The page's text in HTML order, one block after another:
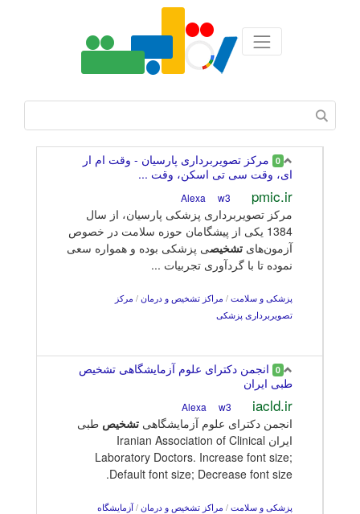
0 مرکز تصویربرداری پارسیان - وقت ام ار
ای، وقت سی تی اسکن، وقت ...
pmic.ir
w3
مرکز تصویربرداری پزشکی پارسیان، از سال
1384 یکی از پیشگامان حوزه سلامت در خصوص
آزمون‌های تشخیصی پزشکی بوده و همواره سعی
نموده تا با گردآوری تجربیات ...
پزشکی و سلامت / مراکز تشخیص و درمان / مرکز
تصویربرداری پزشکی
0 انجمن دکترای علوم آزمایشگاهی تشخیص
طبی ایران
iacld.ir
w3
انجمن دکترای علوم آزمایشگاهی تشخیص طبی
ایران Iranian Association of Clinical
Laboratory Doctors. Increase font size;
Default font size; Decrease font size.
پزشکی و سلامت / مراکز تشخیص و درمان /آزمایشگاه